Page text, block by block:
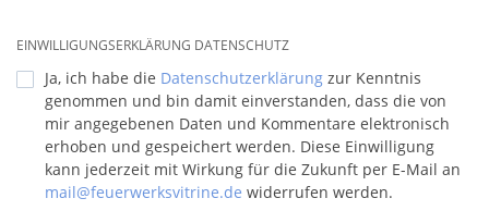
EINWILLIGUNGSERKLÄRUNG DATENSCHUTZ
Ja, ich habe die Datenschutzerklärung zur Kenntnis
genommen und bin damit einverstanden, dass die von
mir angegebenen Daten und Kommentare elektronisch
erhoben und gespeichert werden. Diese Einwilligung
kann jederzeit mit Wirkung für die Zukunft per E-Mail an
mail@feuerwerksvitrine.de widerrufen werden.